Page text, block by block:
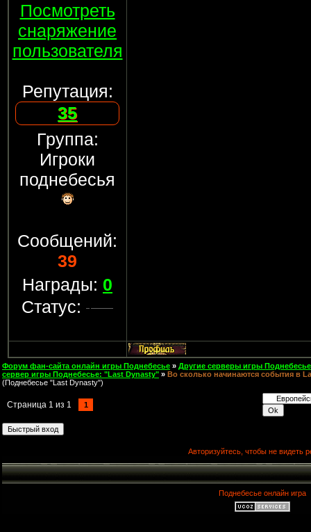
Посмотреть
снаряжение
пользователя
Репутация:
35
Группа:
Игроки
поднебесья
Сообщений:
39
Награды: 0
Статус:
Форум фан-сайта онлайн игры Поднебесье » Другие серверы игры Поднебесье
сервер игры Поднебесье: "Last Dynasty" » Во сколько начинаются события в
(Поднeбесье "Last Dynasty")
Страница 1 из 1 1
Авторизуйтесь, чтобы не видеть
Поднебесье онлайн игра